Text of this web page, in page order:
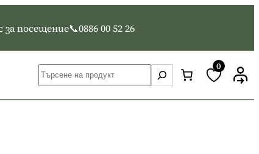
посещение📞0886 00 52 26
Ъ
Р
С
0